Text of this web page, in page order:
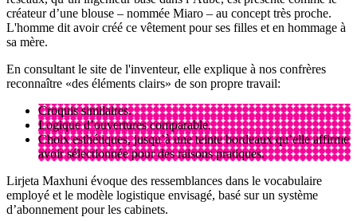
créateur d’une blouse – nommée Miaro – au concept très proche.
L'homme dit avoir créé ce vêtement pour ses filles et en hommage à
sa mère.
En consultant le site de l'inventeur, elle explique à nos confrères
reconnaître «des éléments clairs» de son propre travail:
Croquis similaires.
Logique d’ouvertures comparable.
Choix esthétiques, jusqu’à une teinte bordeaux qu’elle affirme
avoir sélectionnée pour des raisons pratiques.
Lirjeta Maxhuni évoque des ressemblances dans le vocabulaire
employé et le modèle logistique envisagé, basé sur un système
d’abonnement pour les cabinets.